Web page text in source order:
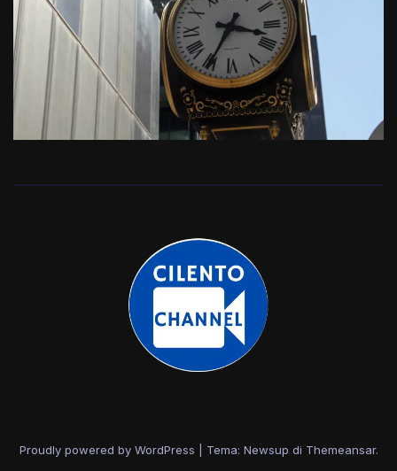
Proudly powered by WordPress Tema: Newsup di Themeansar.